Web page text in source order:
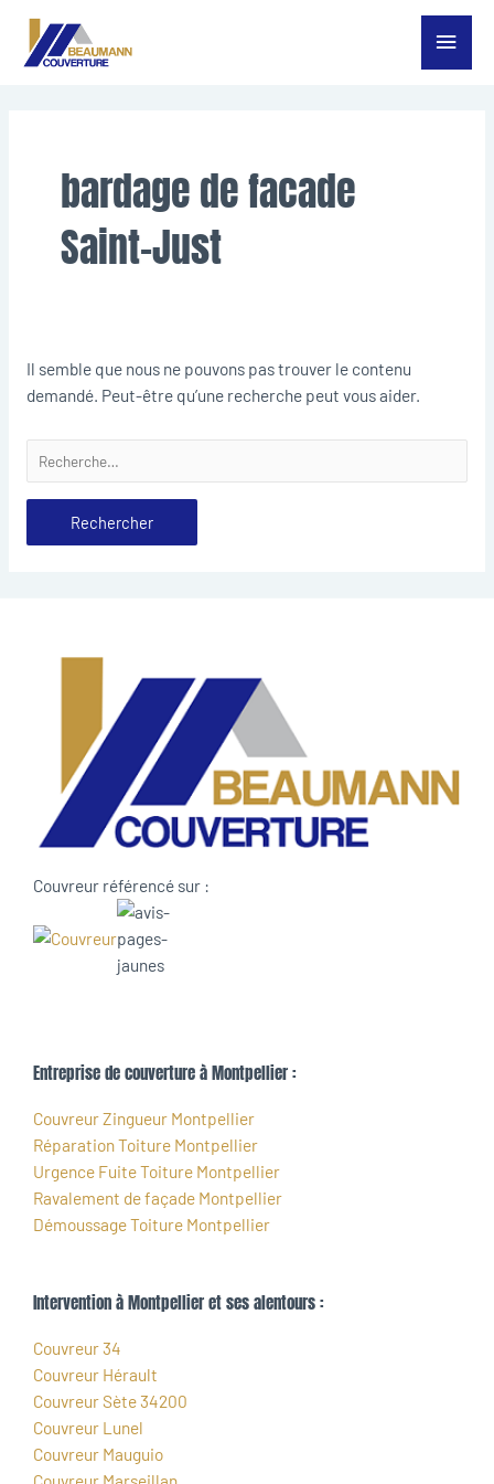
Aller
Menu
bardage de facade
Saint-Just
Il semble que nous ne pouvons pas trouver le contenu
demandé. Peut-être qu’une recherche peut vous aider.
Couvreur référencé sur :
Entreprise de couverture à Montpellier :
Couvreur Zingueur Montpellier
Réparation Toiture Montpellier
Urgence Fuite Toiture Montpellier
Ravalement de façade Montpellier
Démoussage Toiture Montpellier
Intervention à Montpellier et ses alentours :
Couvreur 34
Couvreur Hérault
Couvreur Sète 34200
Couvreur Lunel
Couvreur Mauguio